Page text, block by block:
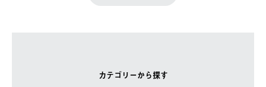
カテゴリーから探す